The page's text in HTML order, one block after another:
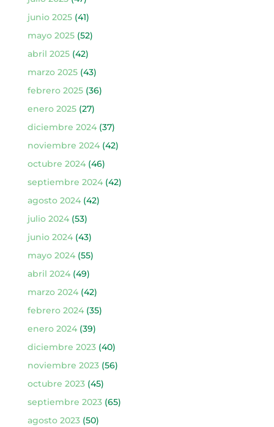
junio 2025(41)
mayo 2025(52)
abril 2025(42)
marzo 2025(43)
febrero 2025(36)
enero 2025(27)
diciembre 2024(37)
noviembre 2024(42)
octubre 2024(46)
septiembre 2024(42)
agosto 2024(42)
julio 2024(53)
junio 2024(43)
mayo 2024(55)
abril 2024(49)
marzo 2024(42)
febrero 2024(35)
enero 2024(39)
diciembre 2023(40)
noviembre 2023(56)
octubre 2023(45)
septiembre 2023(65)
agosto 2023(50)